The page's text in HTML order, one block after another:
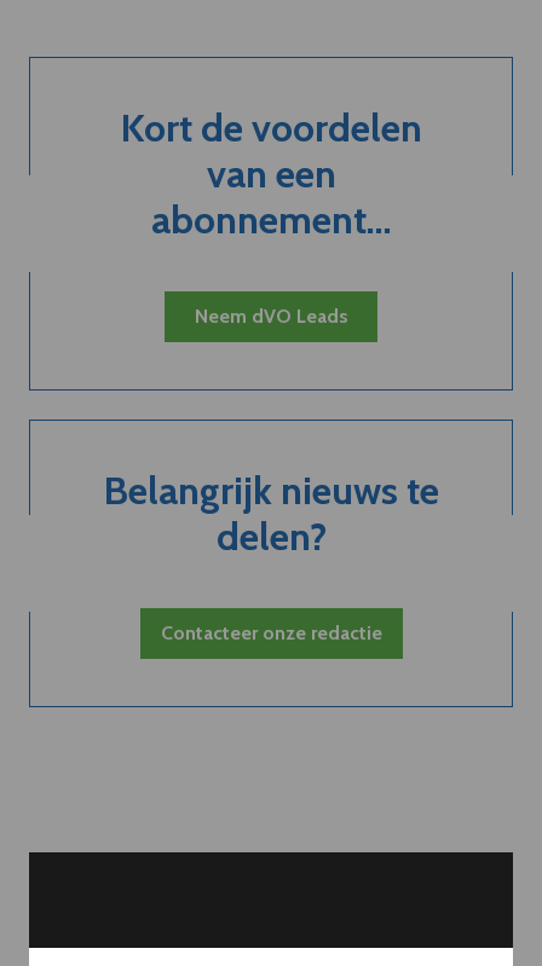
Kort de voordelen
van een
abonnement...
Neem dVO Leads
Belangrijk nieuws te
delen?
Contacteer onze redactie